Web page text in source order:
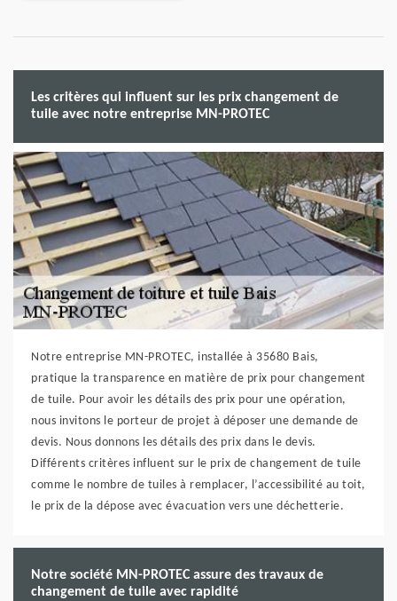
Les critères qui influent sur les prix changement de
tuile avec notre entreprise MN-PROTEC
Notre entreprise MN-PROTEC, installée à 35680 Bais,
pratique la transparence en matière de prix pour changement
de tuile. Pour avoir les détails des prix pour une opération,
nous invitons le porteur de projet à déposer une demande de
devis. Nous donnons les détails des prix dans le devis.
Différents critères influent sur le prix de changement de tuile
comme le nombre de tuiles à remplacer, l’accessibilité au toit,
le prix de la dépose avec évacuation vers une déchetterie.
Notre société MN-PROTEC assure des travaux de
changement de tuile avec rapidité